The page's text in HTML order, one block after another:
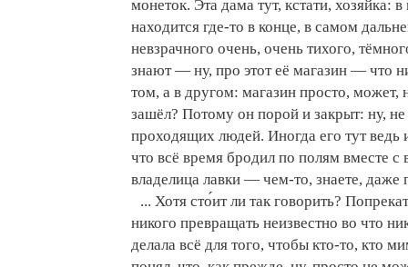
монеток. Эта дама тут, кстати, хозяйка:
находится где-то в конце, в самом
невзрачного очень, очень тихого,
знают — ну, про этот её магазин — что
том, а в другом: магазин просто, может,
зашёл? Потому он порой и закрыт: ну,
проходящих людей. Иногда его тут ведь
что всё время бродил по полям вместе
владелица лавки — чем-то, знаете,
... Хотя сто́ит ли так говорить?
никого превращать неизвестно во что
делала всё для того, чтобы кто-то, кто